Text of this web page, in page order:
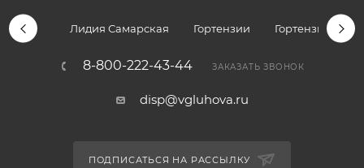
Лидия Самарская Гортензии Гортензии
8-800-222-43-44 ЗАКАЗАТЬ ЗВОНОК
disp@vgluhova.ru
ПОДПИСАТЬСЯ НА РАССЫЛКУ